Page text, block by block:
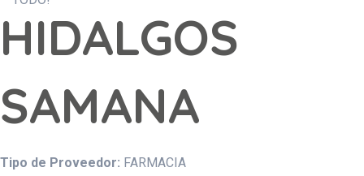
HIDALGOS
SAMANA
Tipo de Proveedor: FARMACIA